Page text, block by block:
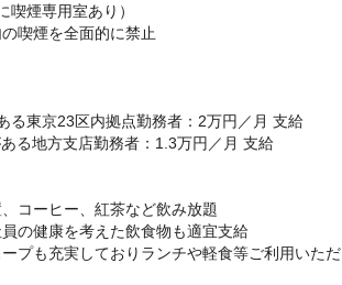
煙専用室あり）
喫煙を全面的に禁止
東京23区内拠点勤務者：2万円／月 支給
る地方支店勤務者：1.3万円／月 支給
コーヒー、紅茶など飲み放題
の健康を考えた飲食物も適宜支給
プも充実しておりランチや軽食等ご利用いただ